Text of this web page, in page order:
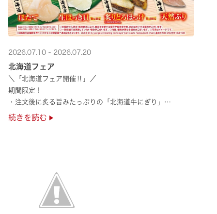
2026.07.10 - 2026.07.20
北海道フェア
＼「北海道フェア開催‼」／
期間限定！
・注文後に炙る旨みたっぷりの「北海道牛にぎり」
・濃厚な甘みの「北海道ほたて」
続きを読む